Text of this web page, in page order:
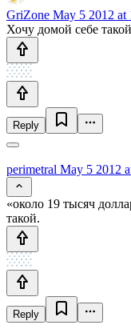
GriZone May 5 2012 at
Хочу домой себе
Reply
perimetral May 5 2012
«около 19 тысяч
такой.
Reply